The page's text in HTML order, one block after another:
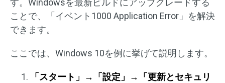
す。Windowsを最新ビルドにアップグレードする
ことで、「イベント1000 Application Error」を解決
できます。
ここでは、Windows 10を例に挙げて説明します。
「スタート」→「設定」→「更新とセキュリ